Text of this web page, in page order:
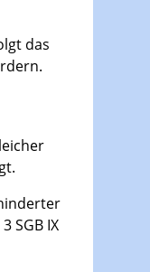
das
SGB IX